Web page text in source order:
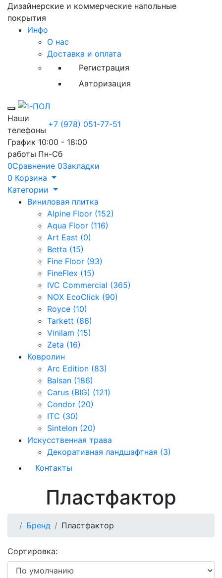
Дизайнерские и коммерческие напольные
покрытия
Инфо
О нас
Доставка и оплата
Регистрация
Авторизация
Toggle mobile menu
Наши
телефоны
+7 (978) 051-77-51
График
работы
10:00 - 18:00
Пн-Сб
0Сравнение 0Закладки
0 Корзина
Категории
Виниловая плитка
Alpine Floor (152)
Aqua Floor (116)
Art East (0)
Betta (15)
Fine Floor (93)
FineFlex (15)
IVC Commercial (365)
NOX EcoClick (90)
Royce (10)
Tarkett (86)
Vinilam (15)
Zeta (16)
Ковролин
Arc Edition (83)
Balsan (186)
Carus (BIG) (121)
Condor (20)
ITC (30)
Sintelon (20)
Искусственная трава
Декоративная ландшафтная (3)
Контакты
Пластфактор
Бренд Пластфактор
Сортировка: